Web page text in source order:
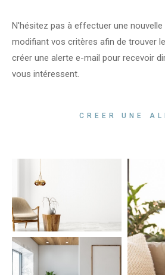
N'hésitez pas à effectuer une nouvelle
modifiant vos critères afin de trouver
créer une alerte e-mail pour recevoir
vous intéressent.
CREER UNE
Pièces
2 3
Surface